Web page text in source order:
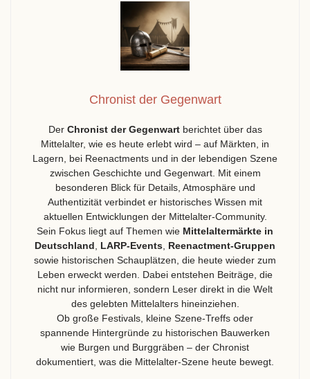
Chronist der Gegenwart
Der Chronist der Gegenwartberichtet über das
Mittelalter, wie es heute erlebt wird – auf Märkten, in
Lagern, bei Reenactments und in der lebendigen Szene
zwischen Geschichte und Gegenwart. Mit einem
besonderen Blick für Details, Atmosphäre und
Authentizität verbindet er historisches Wissen mit
aktuellen Entwicklungen der Mittelalter-Community.
Sein Fokus liegt auf Themen wie Mittelaltermärkte in
Deutschland
LARP-Events Reenactment-Gruppen
sowie historischen Schauplätzen, die heute wieder zum
Leben erweckt werden. Dabei entstehen Beiträge, die
nicht nur informieren, sondern Leser direkt in die Welt
des gelebten Mittelalters hineinziehen.
Ob große Festivals, kleine Szene-Treffs oder
spannende Hintergründe zu historischen Bauwerken
wie Burgen und Burggräben – der Chronist
dokumentiert, was die Mittelalter-Szene heute bewegt.